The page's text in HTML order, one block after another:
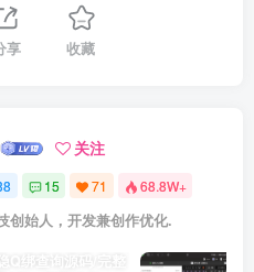
享 收藏
关注
15 71 68.8W+
创始人，开发兼创作优化.